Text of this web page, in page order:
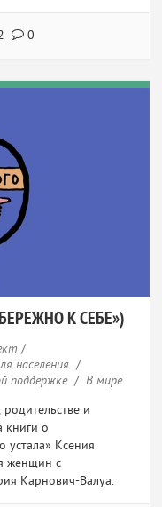
0
К СЕБЕ»)
/
населения /
поддержке/ В мире
и
книги о
устала» Ксения
женщин с
Карнович-Валуа.